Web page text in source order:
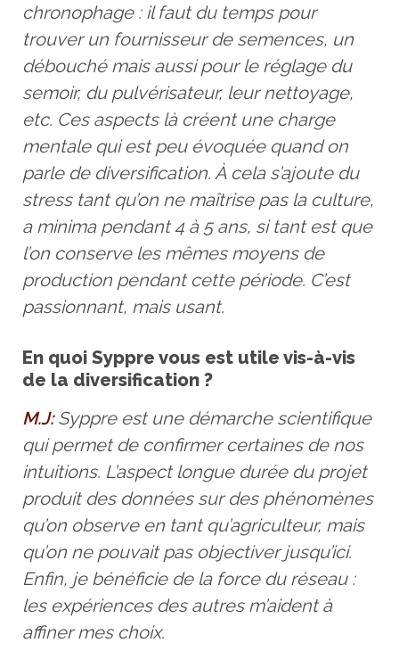
chronophage : il faut du temps pour
trouver un fournisseur de semences, un
débouché mais aussi pour le réglage du
semoir, du pulvérisateur, leur nettoyage,
etc. Ces aspects là créent une charge
mentale qui est peu évoquée quand on
parle de diversification. À cela s’ajoute du
stress tant qu’on ne maîtrise pas la culture,
a minima pendant 4 à 5 ans, si tant est que
l’on conserve les mêmes moyens de
production pendant cette période. C’est
passionnant, mais usant.
En quoi Syppre vous est utile vis-à-vis
de la diversification ?
M.J:Syppre est une démarche scientifique
qui permet de confirmer certaines de nos
intuitions. L’aspect longue durée du projet
produit des données sur des phénomènes
qu’on observe en tant qu’agriculteur, mais
qu’on ne pouvait pas objectiver jusqu’ici.
Enfin, je bénéficie de la force du réseau :
les expériences des autres m’aident à
affiner mes choix.